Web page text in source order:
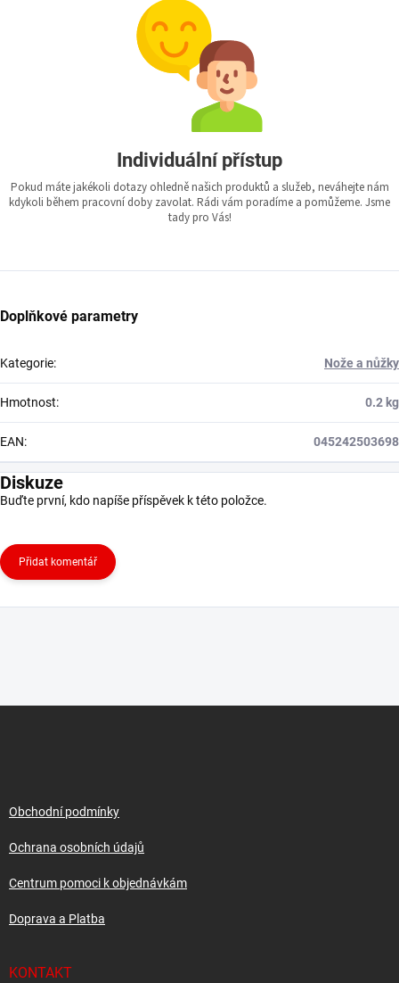
Individuální přístup
Pokud máte jakékoli dotazy ohledně našich produktů a služeb, neváhejte nám
kdykoli během pracovní doby zavolat. Rádi vám poradíme a pomůžeme. Jsme
tady pro Vás!
Doplňkové parametry
Kategorie: Nože a nůžky
Hmotnost: 0.2 kg
EAN: 045242503698
Diskuze
Buďte první, kdo napíše příspěvek k této položce.
Přidat komentář
Obchodní podmínky
Ochrana osobních údajů
Centrum pomoci k objednávkám
Doprava a Platba
KONTAKT